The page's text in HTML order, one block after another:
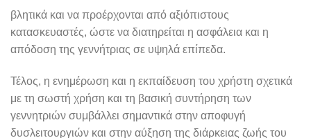
βλητικά και να προέρχονται από αξιόπιστους
κατασκευαστές, ώστε να διατηρείται η ασφάλεια και η
απόδοση της γεννήτριας σε υψηλά επίπεδα.
Τέλος, η ενημέρωση και η εκπαίδευση του χρήστη σχετικά
με τη σωστή χρήση και τη βασική συντήρηση των
γεννητριών συμβάλλει σημαντικά στην αποφυγή
δυσλειτουργιών και στην αύξηση της διάρκειας ζωής του